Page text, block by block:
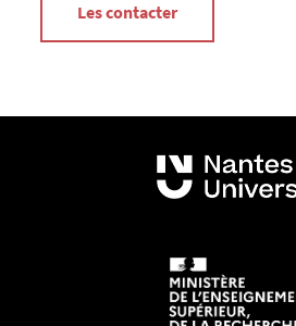
Les contacter